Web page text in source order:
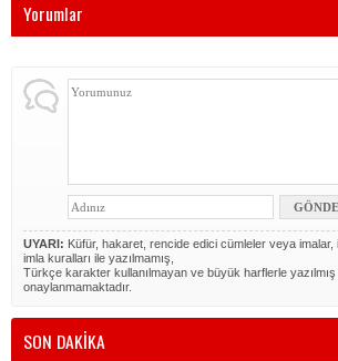
Yorumlar
UYARI: Küfür, hakaret, rencide edici cümleler veya imalar,
imla kuralları ile yazılmamış,
Türkçe karakter kullanılmayan ve büyük harflerle
onaylanmamaktadır.
SON DAKİKA